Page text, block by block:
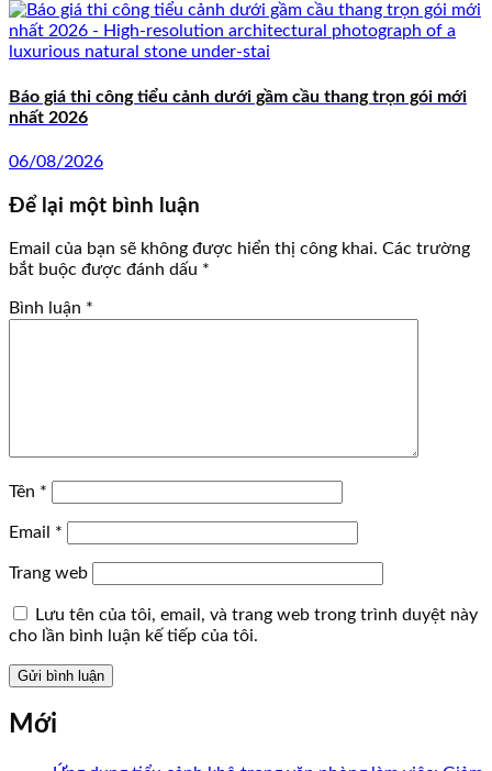
Báo giá thi công tiểu cảnh dưới gầm cầu thang trọn gói mới
nhất 2026
06/08/2026
Để lại một bình luận
Email của bạn sẽ không được hiển thị công khai. Các trường
bắt buộc được đánh dấu *
Bình luận *
Tên *
Email *
Trang web
Lưu tên của tôi, email, và trang web trong trình duyệt này
cho lần bình luận kế tiếp của tôi.
Mới